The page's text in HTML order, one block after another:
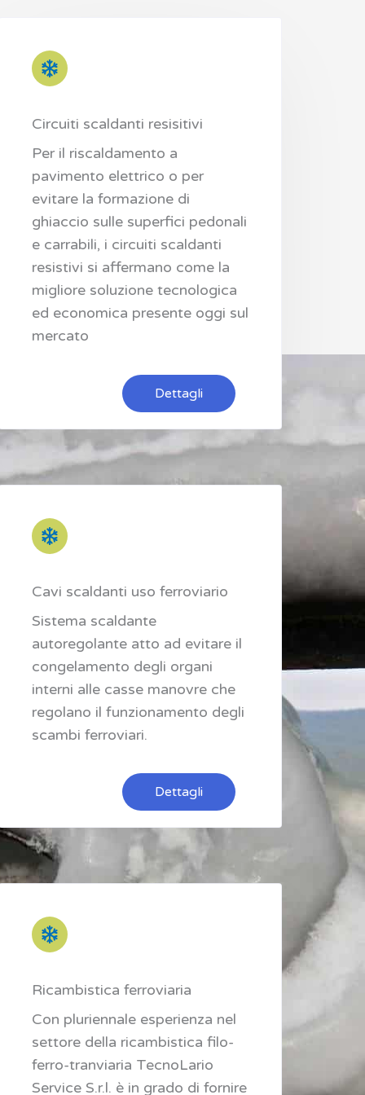
Circuiti scaldanti resisitivi
Per il riscaldamento a
pavimento elettrico o per
evitare la formazione di
ghiaccio sulle superfici pedonali
e carrabili, i circuiti scaldanti
resistivi si affermano come la
migliore soluzione tecnologica
ed economica presente oggi sul
mercato
Dettagli
Cavi scaldanti uso ferroviario
Sistema scaldante
autoregolante atto ad evitare il
congelamento degli organi
interni alle casse manovre che
regolano il funzionamento degli
scambi ferroviari.
Dettagli
Ricambistica ferroviaria
Con pluriennale esperienza nel
settore della ricambistica filo-
ferro-tranviaria TecnoLario
Service S.r.l. è in grado di fornire